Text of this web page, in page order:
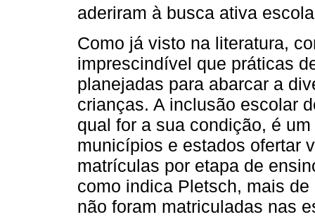
aderiram à busca ativa
Como já visto na literatura,
imprescindível que práticas
planejadas para abarcar a
crianças. A inclusão escolar
qual for a sua condição, é
municípios e estados ofertar
matrículas por etapa de
como indica Pletsch, mais
não foram matriculadas nas